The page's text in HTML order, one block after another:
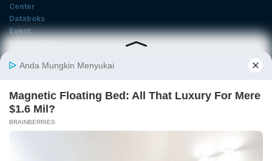
Center
Databoks
Event
KatadataOto
Email
Daftar